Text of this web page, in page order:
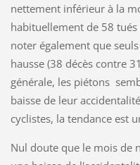
nettement inférieur à la
habituellement de 58
noter également que
hausse (38 décès contre
générale, les piétons
baisse de leur
cyclistes, la tendance est
Nul doute que le mois de